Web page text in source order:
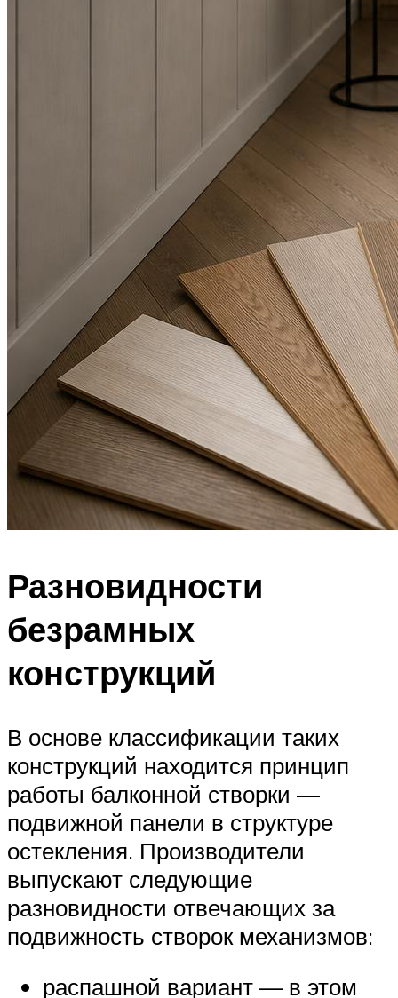
Разновидности
безрамных
конструкций
В основе классификации таких
конструкций находится принцип
работы балконной створки —
подвижной панели в структуре
остекления. Производители
выпускают следующие
разновидности отвечающих за
подвижность створок механизмов:
распашной вариант — в этом